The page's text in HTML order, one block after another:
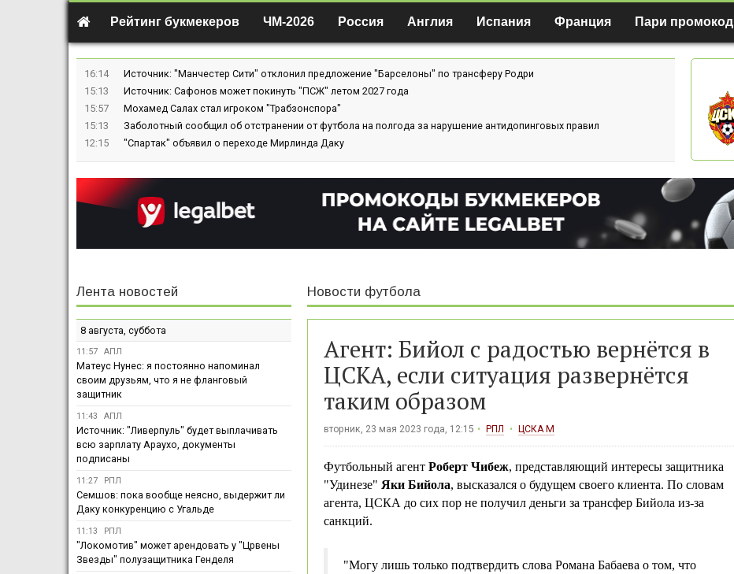
Рейтинг букмекеров ЧМ-2026 Россия Англия Испания Франция Пари промокод
16:14
Источник: "Манчестер Сити" отклонил предложение "Барселоны" по трансферу Родри
15:13
Источник: Сафонов может покинуть "ПСЖ" летом 2027 года
15:57
Мохамед Салах стал игроком "Трабзонспора"
15:13
Заболотный сообщил об отстранении от футбола на полгода за нарушение антидопинговых правил
12:15
"Спартак" объявил о переходе Мирлинда Даку
Новости футбола
Агент: Бийол с радостью вернётся в
ЦСКА, если ситуация развернётся
таким образом
вторник, 23 мая 2023 года, 12:15 РПЛ ЦСКА М
Футбольный агент Роберт Чибеж, представляющий интересы защитника
"Удинезе" Яки Бийола, высказался о будущем своего клиента. По словам
агента, ЦСКА до сих пор не получил деньги за трансфер Бийола из-за
санкций.
"Могу лишь только подтвердить слова Романа Бабаева о том, что
Лента новостей
8 августа, суббота
11:57 АПЛ
Матеус Нунес: я постоянно напоминал
своим друзьям, что я не фланговый
защитник
11:43 АПЛ
Источник: "Ливерпуль" будет выплачивать
всю зарплату Араухо, документы
подписаны
11:27 РПЛ
Семшов: пока вообще неясно, выдержит ли
Даку конкуренцию с Угальде
11:13 РПЛ
"Локомотив" может арендовать у "Црвены
Звезды" полузащитника Генделя